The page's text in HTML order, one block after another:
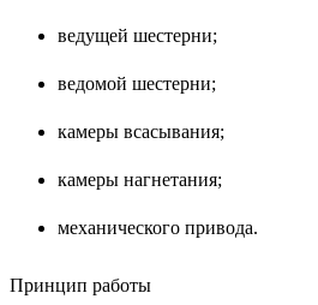
ведущей шестерни;
ведомой шестерни;
камеры всасывания;
камеры нагнетания;
механического привода.
Принцип работы